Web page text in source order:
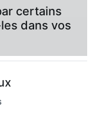
certains
dans vos